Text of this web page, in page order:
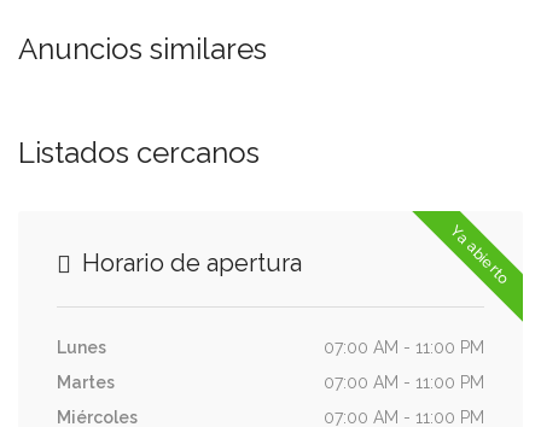
Anuncios similares
Listados cercanos
Ya abierto
Horario de apertura
Lunes
07:00 AM - 11:00 PM
Martes
07:00 AM - 11:00 PM
Miércoles
07:00 AM - 11:00 PM